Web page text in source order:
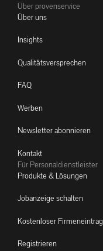
Über provenservice
Über uns
Insights
Qualitätsversprechen
FAQ
Werben
Newsletter abonnieren
Kontakt
Für Personaldienstleister
Produkte & Lösungen
Jobanzeige schalten
Kostenloser Firmeneintrag
Registrieren